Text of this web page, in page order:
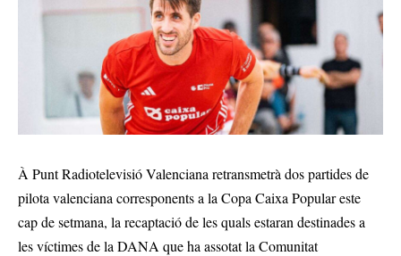
À Punt Radiotelevisió Valenciana retransmetrà dos partides de
pilota valenciana corresponents a la Copa Caixa Popular este
cap de setmana, la recaptació de les quals estaran destinades a
les víctimes de la DANA que ha assotat la Comunitat